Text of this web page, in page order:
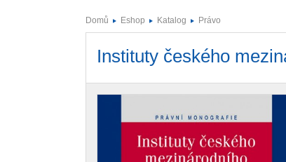
Domů Eshop Katalog Právo
Instituty českého